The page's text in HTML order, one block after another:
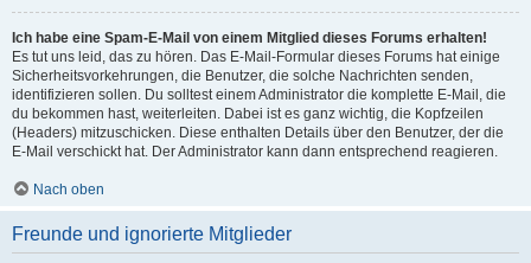
Ich habe eine Spam-E-Mail von einem Mitglied dieses Forums erhalten!
Es tut uns leid, das zu hören. Das E-Mail-Formular dieses Forums hat einige
Sicherheitsvorkehrungen, die Benutzer, die solche Nachrichten senden,
identifizieren sollen. Du solltest einem Administrator die komplette E-Mail, die
du bekommen hast, weiterleiten. Dabei ist es ganz wichtig, die Kopfzeilen
(Headers) mitzuschicken. Diese enthalten Details über den Benutzer, der die
E-Mail verschickt hat. Der Administrator kann dann entsprechend reagieren.
Nach oben
Freunde und ignorierte Mitglieder